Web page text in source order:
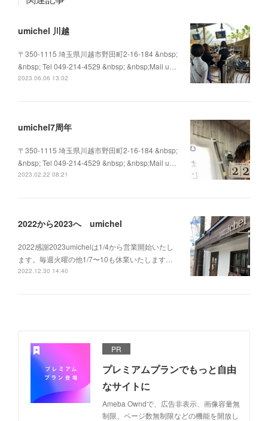
umichel 川越
〒350-1115 埼玉県川越市野田町2-16-184 &nbsp;
&nbsp; Tel 049-214-4529 &nbsp; &nbsp;Mail u…
2023.06.06 13:02
umichel7周年
〒350-1115 埼玉県川越市野田町2-16-184 &nbsp;
&nbsp; Tel 049-214-4529 &nbsp; &nbsp;Mail u…
2023.02.22 08:21
2022から2023へ umichel
2022感謝2023umichelは1/4から営業開始いたし
ます。毎週火曜の他1/7〜10も休業いたします…
2022.12.30 14:40
PR
プレミアムプランでもっと自由
なサイトに
Ameba Owndで、広告非表示、画像容量無
制限、ページ数無制限などの機能を開放し